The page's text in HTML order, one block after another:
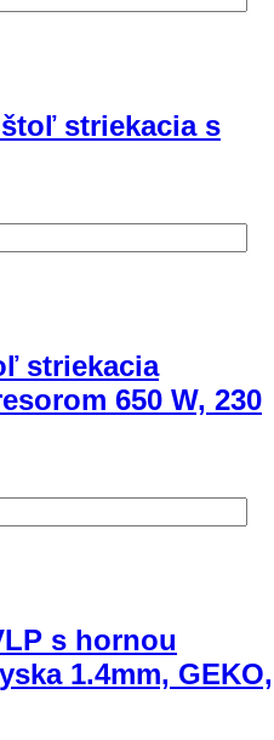
striekacia s
striekacia
650 W, 230
s hornou
1.4mm, GEKO,